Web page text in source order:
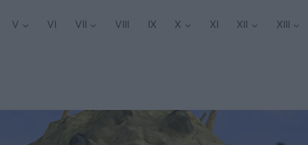
V VI VII VIII IX X XI XII XIII